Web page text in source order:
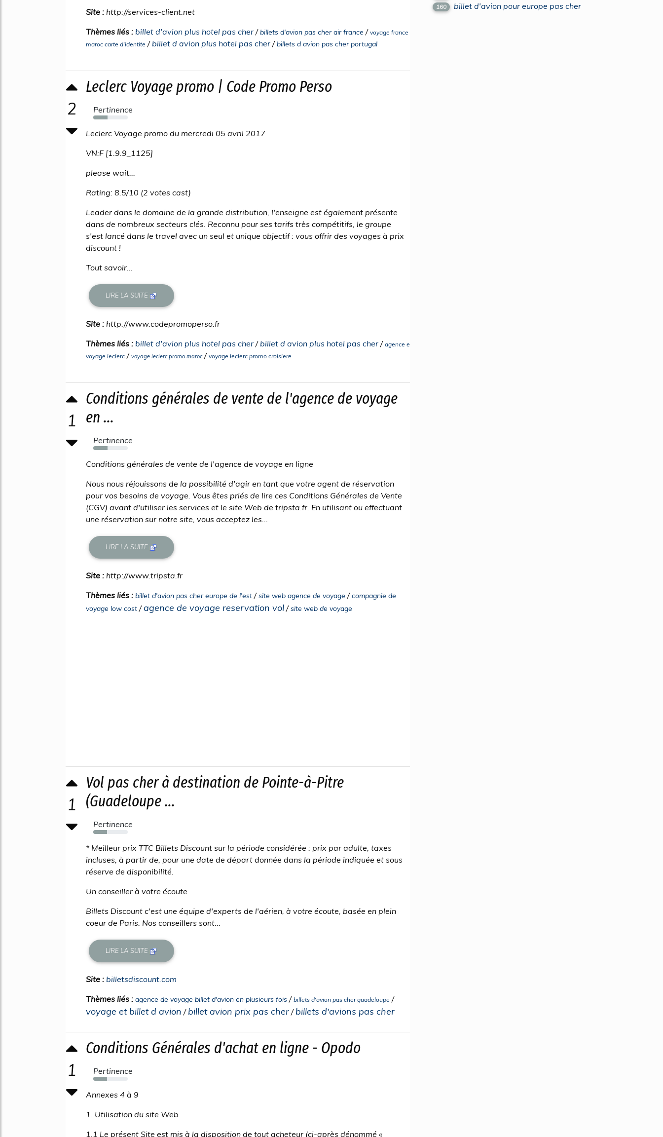
Site : http://services-client.net
Thèmes liés : billet d'avion plus hotel pas cher /billets d'avion pas cher air france / voyage france
maroc carte d'identite / billet d avion plus hotel pas cher /billets d avion pas cher portugal
2
Leclerc Voyage promo | Code Promo Perso
Pertinence
42%
Leclerc Voyage promo du mercredi 05 avril 2017
VN:F [1.9.9_1125]
please wait...
Rating: 8.5/10 (2 votes cast)
Leader dans le domaine de la grande distribution, l'enseigne est également présente
dans de nombreux secteurs clés. Reconnu pour ses tarifs très compétitifs, le groupe
s'est lancé dans le travel avec un seul et unique objectif : vous offrir des voyages à prix
discount !
Tout savoir...
LIRE LA SUITE
Site : http://www.codepromoperso.fr
Thèmes liés : billet d'avion plus hotel pas cher / billet d avion plus hotel pas cher / agence e
voyage leclerc / voyage leclerc promo maroc/ voyage leclerc promo croisiere
1
Conditions générales de vente de l'agence de voyage
en ...
Pertinence
41%
Conditions générales de vente de l'agence de voyage en ligne
Nous nous réjouissons de la possibilité d'agir en tant que votre agent de réservation
pour vos besoins de voyage. Vous êtes priés de lire ces Conditions Générales de Vente
(CGV) avant d'utiliser les services et le site Web de tripsta.fr. En utilisant ou effectuant
une réservation sur notre site, vous acceptez les...
LIRE LA SUITE
Site : http://www.tripsta.fr
Thèmes liés : billet d'avion pas cher europe de l'est /site web agence de voyage /compagnie de
voyage low cost /agence de voyage reservation vol /site web de voyage
1
Vol pas cher à destination de Pointe-à-Pitre
(Guadeloupe ...
Pertinence
40%
* Meilleur prix TTC Billets Discount sur la période considérée : prix par adulte, taxes
incluses, à partir de, pour une date de départ donnée dans la période indiquée et sous
réserve de disponibilité.
Un conseiller à votre écoute
Billets Discount c'est une équipe d'experts de l'aérien, à votre écoute, basée en plein
coeur de Paris. Nos conseillers sont...
LIRE LA SUITE
Site : billetsdiscount.com
Thèmes liés : agence de voyage billet d'avion en plusieurs fois / billets d'avion pas cher guadeloupe /
voyage et billet d avion / billet avion prix pas cher / billets d'avions pas cher
1
Conditions Générales d'achat en ligne - Opodo
Pertinence
40%
Annexes 4 à 9
1. Utilisation du site Web
1.1 Le présent Site est mis à la disposition de tout acheteur (ci-après dénommé «
160 billet d'avion pour europe pas cher